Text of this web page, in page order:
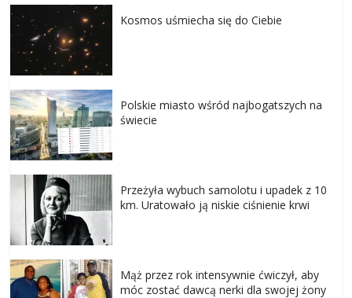
Kosmos uśmiecha się do Ciebie
Polskie miasto wśród najbogatszych na
świecie
Przeżyła wybuch samolotu i upadek z 10
km. Uratowało ją niskie ciśnienie krwi
Mąż przez rok intensywnie ćwiczył, aby
móc zostać dawcą nerki dla swojej żony